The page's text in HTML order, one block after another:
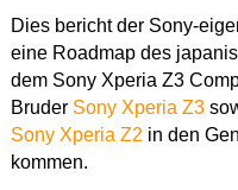
Dies bericht der Sony-
eine Roadmap des
dem Sony Xperia Z3
Bruder Sony Xperia Z3
Sony Xperia Z2 in den
kommen.